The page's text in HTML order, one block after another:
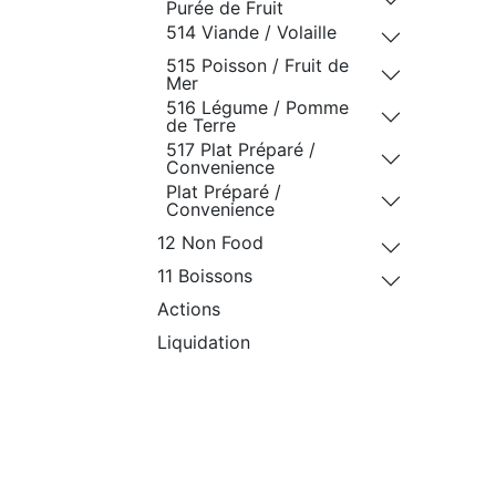
Purée de Fruit
514 Viande / Volaille
515 Poisson / Fruit de
Mer
516 Légume / Pomme
de Terre
517 Plat Préparé /
Convenience
Plat Préparé /
Convenience
12 Non Food
11 Boissons
Actions
Liquidation